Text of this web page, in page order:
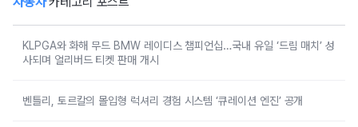
KLPGA와 화해 무드 BMW 레이디스 챔피언십…국내 유일 ‘드림 매치’ 성
사되며 얼리버드 티켓 판매 개시
벤틀리, 토르칼의 몰입형 럭셔리 경험 시스템 ‘큐레이션 엔진’ 공개